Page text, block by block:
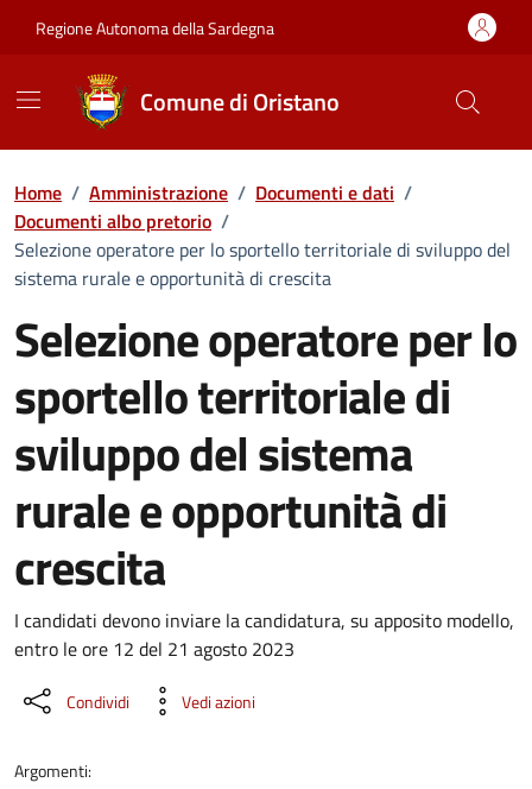
Regione Autonoma della Sardegna
Comune di Oristano
Home / Amministrazione / Documenti e dati /
Documenti albo pretorio /
Selezione operatore per lo sportello territoriale di sviluppo del
sistema rurale e opportunità di crescita
Selezione operatore per lo
sportello territoriale di
sviluppo del sistema
rurale e opportunità di
crescita
Dettaglio del documento
I candidati devono inviare la candidatura, su apposito modello,
entro le ore 12 del 21 agosto 2023
Condividi Vedi azioni
Argomenti: